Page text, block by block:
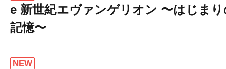
e 新世紀エヴァンゲリオン 〜はじま
記憶〜
NEW